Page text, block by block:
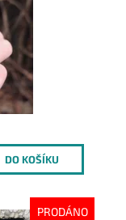
PRODÁNO